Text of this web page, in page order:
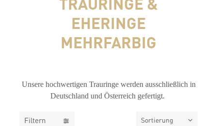
EHERINGE
MEHRFARBIG
FILTER
Unsere hochwertigen Trauringe werden ausschließlich in
Deutschland und Österreich gefertigt.
Filtern Sortierung